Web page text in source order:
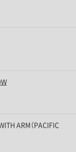
ARM（PACIFIC